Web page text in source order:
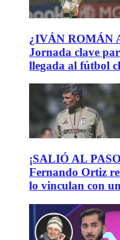
¿IVÁN ROMÁN
Jornada clave
llegada al fútbol
¡SALIÓ AL
Fernando Ortiz
lo vinculan con